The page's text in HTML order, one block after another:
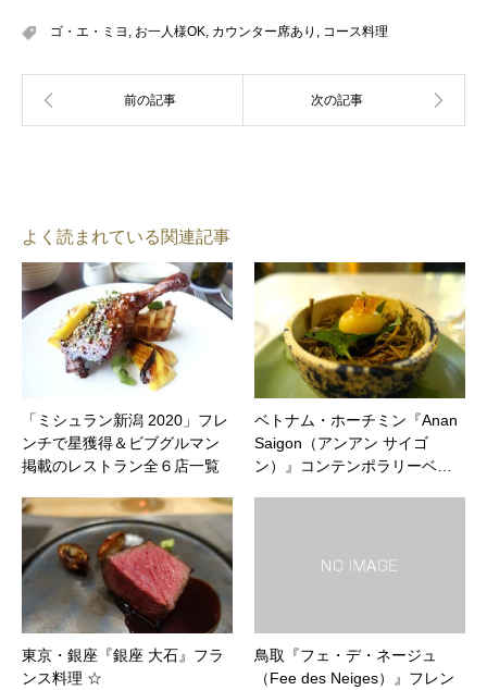
ゴ・エ・ミヨ , お一人様OK, カウンター席あり , コース料理
よく読まれている関連記事
「ミシュラン新潟 2020」フレ
ンチで星獲得＆ビブグルマン
掲載のレストラン全６店一覧
ベトナム・ホーチミン『Anan
Saigon（アンアン サイゴ
ン）』コンテンポラリーベ…
東京・銀座『銀座 大石』フラ
ンス料理 ☆
鳥取『フェ・デ・ネージュ
（Fee des Neiges）』フレン